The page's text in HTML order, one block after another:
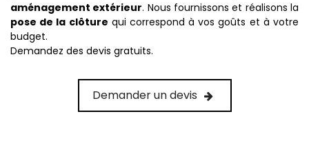
aménagement extérieur. Nous fournissons et réalisons la
pose de la clôture qui correspond à vos goûts et à votre
budget.
Demandez des devis gratuits.
Demander un devis